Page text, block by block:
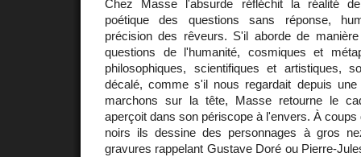
Chez Masse l'absurde réfléchit la réalité
poétique des questions sans réponse,
précision des rêveurs. S'il aborde de
questions de l'humanité, cosmiques et
philosophiques, scientifiques et artistiques,
décalé, comme s'il nous regardait depuis
marchons sur la tête, Masse retourne le
aperçoit dans son périscope à l'envers. À
noirs ils dessine des personnages à gros
gravures rappelant Gustave Doré ou Pierre-